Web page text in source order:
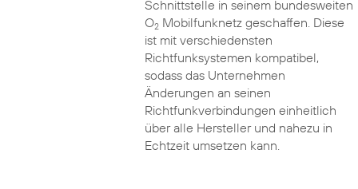
Schnittstelle in seinem bundesweiten
O2Mobilfunknetz geschaffen. Diese
ist mit verschiedensten
Richtfunksystemen kompatibel,
sodass das Unternehmen
Änderungen an seinen
Richtfunkverbindungen einheitlich
über alle Hersteller und nahezu in
Echtzeit umsetzen kann.